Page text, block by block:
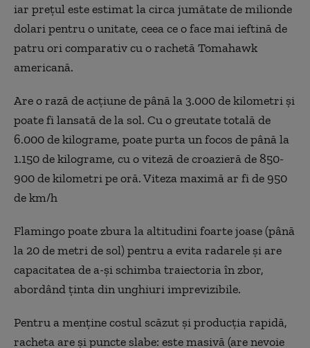
iar prețul este estimat la circa jumătate de milionde
dolari pentru o unitate, ceea ce o face mai ieftină de
patru ori comparativ cu o rachetă Tomahawk
americană.
Are o rază de acțiune de până la 3.000 de kilometri și
poate fi lansată de la sol. Cu o greutate totală de
6.000 de kilograme, poate purta un focos de până la
1.150 de kilograme, cu o viteză de croazieră de 850-
900 de kilometri pe oră. Viteza maximă ar fi de 950
de km/h
Flamingo poate zbura la altitudini foarte joase (până
la 20 de metri de sol) pentru a evita radarele și are
capacitatea de a-și schimba traiectoria în zbor,
abordând ținta din unghiuri imprevizibile.
Pentru a menține costul scăzut și producția rapidă,
racheta are și puncte slabe: este masivă (are nevoie